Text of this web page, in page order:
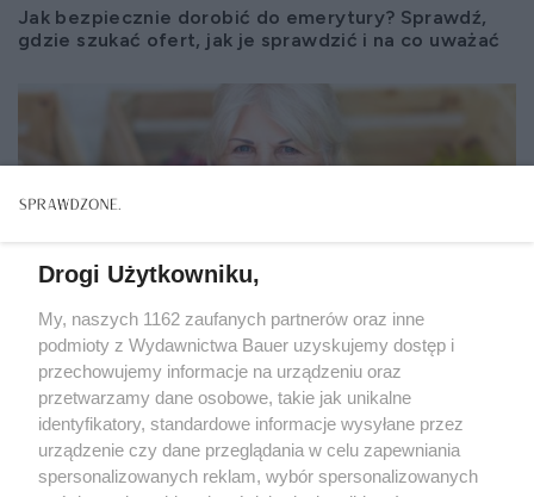
Jak bezpiecznie dorobić do emerytury? Sprawdź,
gdzie szukać ofert, jak je sprawdzić i na co uważać
W PRACY
Drogi Użytkowniku,
My, naszych 1162 zaufanych partnerów oraz inne
podmioty z Wydawnictwa Bauer uzyskujemy dostęp i
przechowujemy informacje na urządzeniu oraz
przetwarzamy dane osobowe, takie jak unikalne
identyfikatory, standardowe informacje wysyłane przez
urządzenie czy dane przeglądania w celu zapewniania
spersonalizowanych reklam, wybór spersonalizowanych